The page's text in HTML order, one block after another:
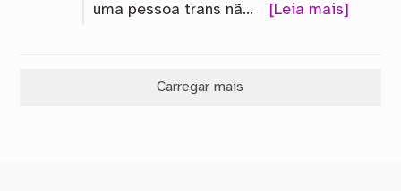
uma pessoa trans nã…
[Leia mais]
Carregar mais